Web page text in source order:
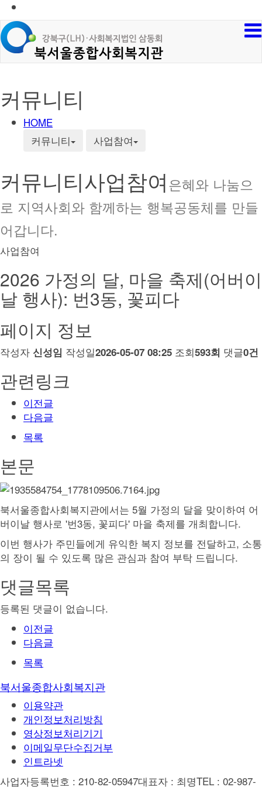
커뮤니티
HOME
커뮤니티
사업참여
커뮤니티사업참여은혜와 나눔으
로 지역사회와 함께하는 행복공동체를 만들
어갑니다.
사업참여
2026 가정의 달, 마을 축제(어버이
날 행사): 번3동, 꽃피다
페이지 정보
작성자 신성임 작성일2026-05-07 08:25 조회593회 댓글0건
관련링크
이전글
다음글
목록
본문
북서울종합사회복지관에서는 5월 가정의 달을 맞이하여 어
버이날 행사로 '번3동, 꽃피다' 마을 축제를 개최합니다.
이번 행사가 주민들에게 유익한 복지 정보를 전달하고, 소통
의 장이 될 수 있도록 많은 관심과 참여 부탁 드립니다.
댓글목록
등록된 댓글이 없습니다.
이전글
다음글
목록
북서울종합사회복지관
이용약관
개인정보처리방침
영상정보처리기기
이메일무단수집거부
인트라넷
사업자등록번호 : 210-82-05947대표자 : 최명TEL : 02-987-